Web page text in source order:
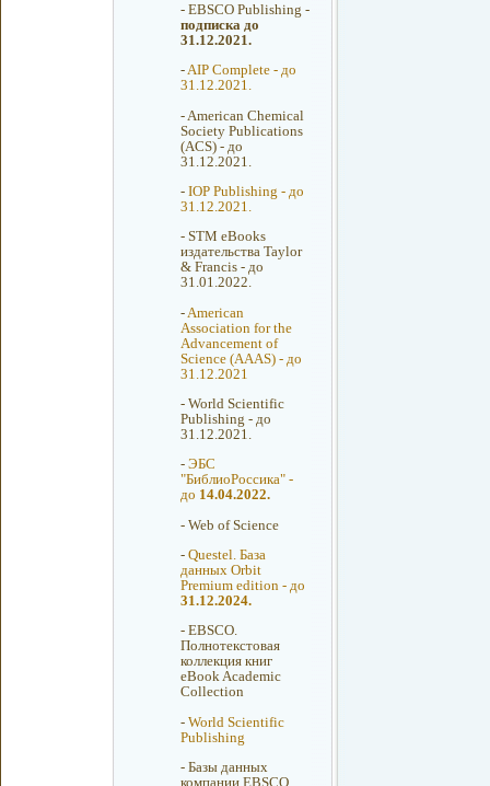
- EBSCO Publishing -
подписка до
31.12.2021.
-AIP Complete - до
31.12.2021.
- American Chemical
Society Publications
(ACS) - до
31.12.2021.
- IOP Publishing - до
31.12.2021.
- STM eBooks
издательства Taylor
& Francis - до
31.01.2022.
- American
Association for the
Advancement of
Science (AAAS) - до
31.12.2021
- World Scientific
Publishing - до
31.12.2021.
- ЭБС
"БиблиоРоссика" -
до 14.04.2022.
- Web of Science
- Questel. База
данных Orbit
Premium edition - до
31.12.2024.
- EBSCO.
Полнотекстовая
коллекция книг
eBook Academic
Collection
- World Scientific
Publishing
- Базы данных
компании EBSCO